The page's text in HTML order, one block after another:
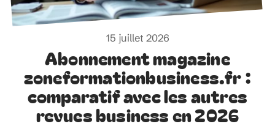
15 juillet 2026
Abonnement magazine
zoneformationbusiness.fr :
comparatif avec les autres
revues business en 2026